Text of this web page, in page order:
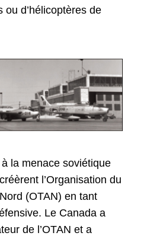
ou d’hélicoptères de
la menace soviétique
l’Organisation du
(OTAN) en tant
Le Canada a
de l’OTAN et a